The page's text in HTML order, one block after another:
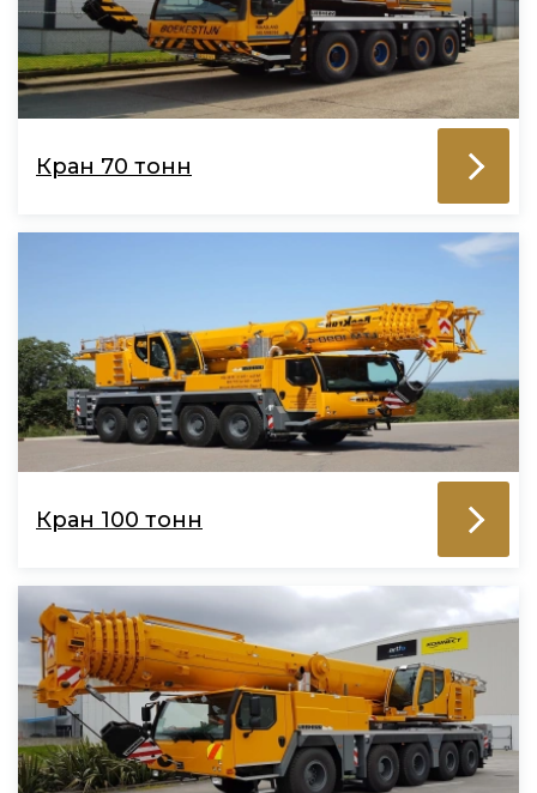
Кран 70 тонн
Кран 100 тонн